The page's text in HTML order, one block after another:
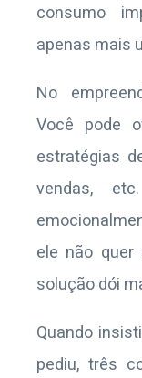
consumo
apenas mais
No
Você pode
estratégias
vendas,
ele não quer
solução dói
Quando
pediu, três